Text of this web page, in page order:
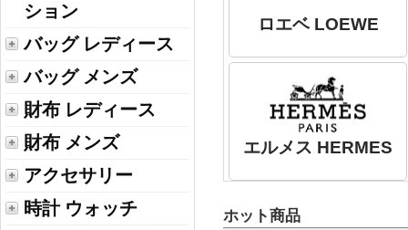
ション
バッグ レディース
バッグ メンズ
財布 レディース
財布 メンズ
アクセサリー
時計 ウォッチ
ロエベ LOEWE
エルメス HERMES
ホット商品